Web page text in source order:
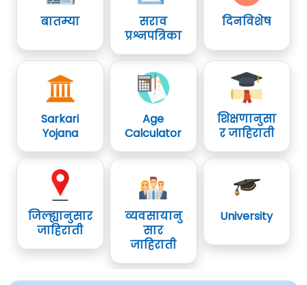
बातम्या
सराव
प्रश्नपत्रिका
दिनविशेष
Sarkari
Yojana
Age
Calculator
शिक्षणानुसा
र जाहिराती
जिल्ह्यानुसार
जाहिराती
व्यवसायानु
सार
जाहिराती
University